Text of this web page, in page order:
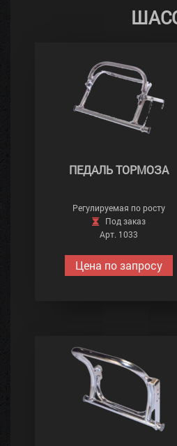
ПЕДАЛЬ ТОРМОЗА
Регулируемая по росту
Под заказ
Арт. 1033
Цена по запросу